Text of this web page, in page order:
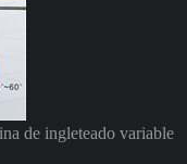
de ingleteado variable